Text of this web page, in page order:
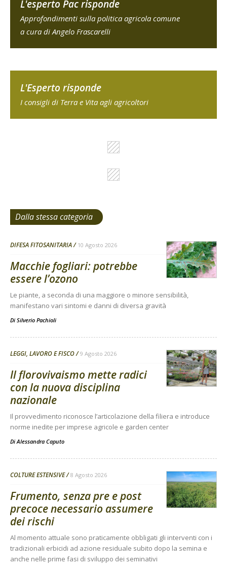
L'esperto Pac risponde
Approfondimenti sulla politica agricola comune
a cura di Angelo Frascarelli
L'Esperto risponde
I consigli di Terra e Vita agli agricoltori
Dalla stessa categoria
DIFESA FITOSANITARIA 10 Agosto 2026
Macchie fogliari: potrebbe
essere l’ozono
Le piante, a seconda di una maggiore o minore sensibilità,
manifestano vari sintomi e danni di diversa gravità
Di Silverio Pachioli
LEGGI, LAVORO E FISCO 9 Agosto 2026
Il florovivaismo mette radici
con la nuova disciplina
nazionale
Il provvedimento riconosce l’articolazione della filiera e introduce
norme inedite per imprese agricole e garden center
DiAlessandra Caputo
COLTURE ESTENSIVE 8 Agosto 2026
Frumento, senza pre e post
precoce necessario assumere
dei rischi
Al momento attuale sono praticamente obbligati gli interventi con i
tradizionali erbicidi ad azione residuale subito dopo la semina e
anche nelle prime fasi di sviluppo dei seminativi